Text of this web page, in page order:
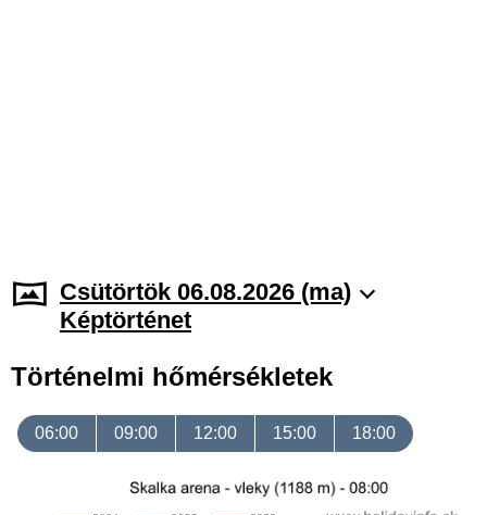
Csütörtök 06.08.2026 (ma)
Képtörténet
Történelmi hőmérsékletek
06:00 09:00 12:00 15:00 18:00